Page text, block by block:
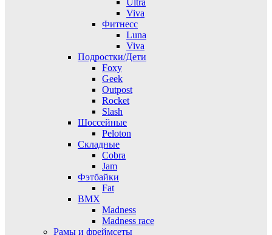
Ultra
Viva
Фитнесс
Luna
Viva
Подростки/Дети
Foxy
Geek
Outpost
Rocket
Slash
Шоссейные
Peloton
Складные
Cobra
Jam
Фэтбайки
Fat
BMX
Madness
Madness race
Рамы и фреймсеты